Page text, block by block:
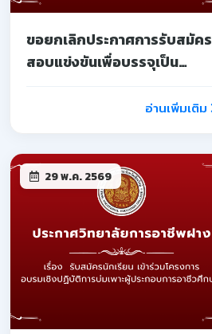
ขอยกเลิกประกาศการรับสมัคร
สอบแข่งขันเพื่อบรรจุเป็น
อ่านเพิ่มเติม
29 พ.ค. 2569